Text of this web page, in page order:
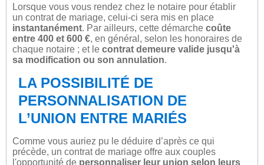
Lorsque vous vous rendez chez le notaire pour établir
un contrat de mariage, celui-ci sera mis en place
instantanément. Par ailleurs, cette démarche coûte
entre 400 et 600 €, en général, selon les honoraires de
chaque notaire ; et le contrat demeure valide jusqu'à
sa modification ou son annulation.
LA POSSIBILITÉ DE
PERSONNALISATION DE
L’UNION ENTRE MARIÉS
Comme vous auriez pu le déduire d’après ce qui
précède, un contrat de mariage offre aux couples
l'opportunité de personnaliser leur union selon leurs